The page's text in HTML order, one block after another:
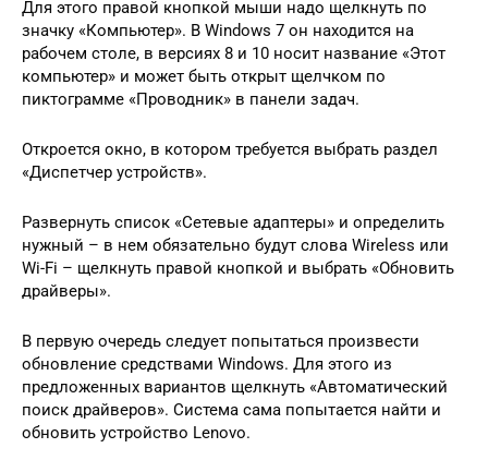
Для этого правой кнопкой мыши надо щелкнуть по
значку «Компьютер». В Windows 7 он находится на
рабочем столе, в версиях 8 и 10 носит название «Этот
компьютер» и может быть открыт щелчком по
пиктограмме «Проводник» в панели задач.
Откроется окно, в котором требуется выбрать раздел
«Диспетчер устройств».
Развернуть список «Сетевые адаптеры» и определить
нужный – в нем обязательно будут слова Wireless или
Wi-Fi – щелкнуть правой кнопкой и выбрать «Обновить
драйверы».
В первую очередь следует попытаться произвести
обновление средствами Windows. Для этого из
предложенных вариантов щелкнуть «Автоматический
поиск драйверов». Система сама попытается найти и
обновить устройство Lenovo.